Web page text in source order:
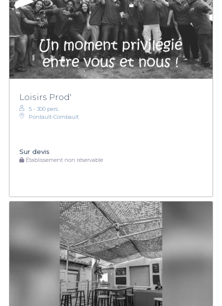
Loisirs Prod'
5 - 300 pers.
Pontault-Combault
Sur devis
Établissement non réservable